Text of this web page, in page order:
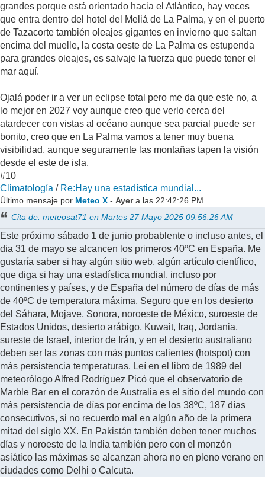
grandes porque está orientado hacia el Atlántico, hay veces
que entra dentro del hotel del Meliá de La Palma, y en el puerto
de Tazacorte también oleajes gigantes en invierno que saltan
encima del muelle, la costa oeste de La Palma es estupenda
para grandes oleajes, es salvaje la fuerza que puede tener el
mar aquí.
Ojalá poder ir a ver un eclipse total pero me da que este no, a
lo mejor en 2027 voy aunque creo que verlo cerca del
atardecer con vistas al océano aunque sea parcial puede ser
bonito, creo que en La Palma vamos a tener muy buena
visibilidad, aunque seguramente las montañas tapen la visión
desde el este de isla.
#10
Climatología / Re:Hay una estadística mundial...
Último mensaje por Meteo X - Ayera las 22:42:26 PM
Cita de: meteosat71 en Martes 27 Mayo 2025 09:56:26 AM
Este próximo sábado 1 de junio probablente o incluso antes, el
dia 31 de mayo se alcancen los primeros 40ºC en España. Me
gustaría saber si hay algún sitio web, algún artículo científico,
que diga si hay una estadística mundial, incluso por
continentes y países, y de España del número de días de más
de 40ºC de temperatura máxima. Seguro que en los desierto
del Sáhara, Mojave, Sonora, noroeste de México, suroeste de
Estados Unidos, desierto arábigo, Kuwait, Iraq, Jordania,
sureste de Israel, interior de Irán, y en el desierto australiano
deben ser las zonas con más puntos calientes (hotspot) con
más persistencia temperaturas. Leí en el libro de 1989 del
meteorólogo Alfred Rodríguez Picó que el observatorio de
Marble Bar en el corazón de Australia es el sitio del mundo con
más persistencia de días por encima de los 38ºC, 187 días
consecutivos, si no recuerdo mal en algún año de la primera
mitad del siglo XX. En Pakistán también deben tener muchos
días y noroeste de la India también pero con el monzón
asiático las máximas se alcanzan ahora no en pleno verano en
ciudades como Delhi o Calcuta.